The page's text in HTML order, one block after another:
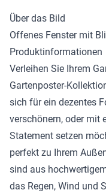
Über das Bild
Offenes Fenster mit
Produktinformationen
Verleihen Sie Ihrem
Gartenposter-
sich für ein dezentes
verschönern, oder mit
Statement setzen
perfekt zu Ihrem
sind aus
das Regen, Wind und